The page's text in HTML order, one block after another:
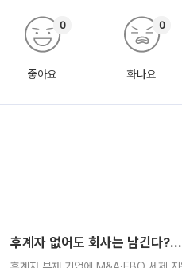
좋아요
0
화나요
0
후계자 없어도 회사는 남긴다